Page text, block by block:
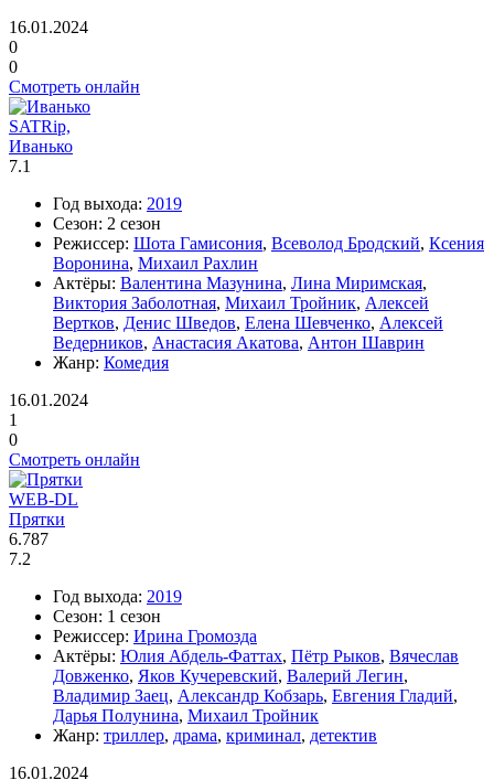
16.01.2024
0
0
Смотреть онлайн
SATRip,
Иванько
7.1
Год выхода: 2019
Сезон: 2 сезон
Режиссер: Шота Гамисония, Всеволод Бродский, Ксения
Воронина, Михаил Рахлин
Актёры: Валентина Мазунина, Лина Миримская,
Виктория Заболотная, Михаил Тройник, Алексей
Вертков, Денис Шведов, Елена Шевченко, Алексей
Ведерников, Анастасия Акатова, Антон Шаврин
Жанр: Комедия
16.01.2024
1
0
Смотреть онлайн
WEB-DL
Прятки
6.787
7.2
Год выхода: 2019
Сезон: 1 сезон
Режиссер: Ирина Громозда
Актёры: Юлия Абдель-Фаттах, Пётр Рыков, Вячеслав
Довженко, Яков Кучеревский, Валерий Легин,
Владимир Заец, Александр Кобзарь, Евгения Гладий,
Дарья Полунина, Михаил Тройник
Жанр: триллер, драма, криминал, детектив
16.01.2024